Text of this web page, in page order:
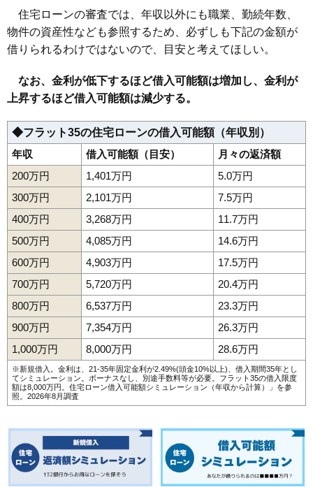
住宅ローンの審査では、年収以外にも職業、勤続年数、
物件の資産性なども参照するため、必ずしも下記の金額が
借りられるわけではないので、目安と考えてほしい。
なお、金利が低下するほど借入可能額は増加し、金利が
上昇するほど借入可能額は減少する。
◆フラット35の住宅ローンの借入可能額（年収別）
年収
借入可能額（目安）
月々の返済額
200万円
1,401万円
5.0万円
300万円
2,101万円
7.5万円
400万円
3,268万円
11.7万円
500万円
4,085万円
14.6万円
600万円
4,903万円
17.5万円
700万円
5,720万円
20.4万円
800万円
6,537万円
23.3万円
900万円
7,354万円
26.3万円
1,000万円
8,000万円 28.6万円
※新規借入。金利は、21-35年固定金利が2.49%(頭金10%以上)、借入期間35年とし
てシミュレーション。ボーナスなし、別途手数料等が必要。フラット35の借入限度
額は8,000万円。 住宅ローン借入可能額シミュレーション（年収から計算）
」を参
照。2026年8月調査